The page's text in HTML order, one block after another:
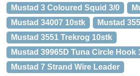
Mustad 3 Coloured Squid 3/0
Mustad 34007 10stk
Mustad
Mustad 3551 Trekrog 10stk
Mustad 39965D Tuna Circle Hook
Mustad 7 Strand Wire Leader